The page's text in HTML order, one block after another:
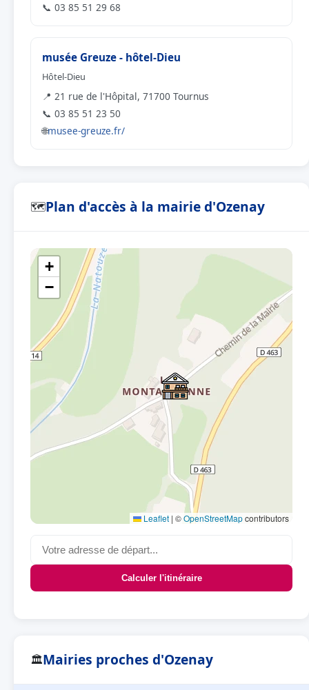
📞 03 85 51 29 68
musée Greuze - hôtel-Dieu
Hôtel-Dieu
📍 21 rue de l'Hôpital, 71700 Tournus
📞 03 85 51 23 50
🌐musee-greuze.fr/
🗺Plan d'accès à la mairie d'Ozenay
+
−
Leaflet | ©OpenStreetMapcontributors
Calculer l'itinéraire
🏛Mairies proches d'Ozenay